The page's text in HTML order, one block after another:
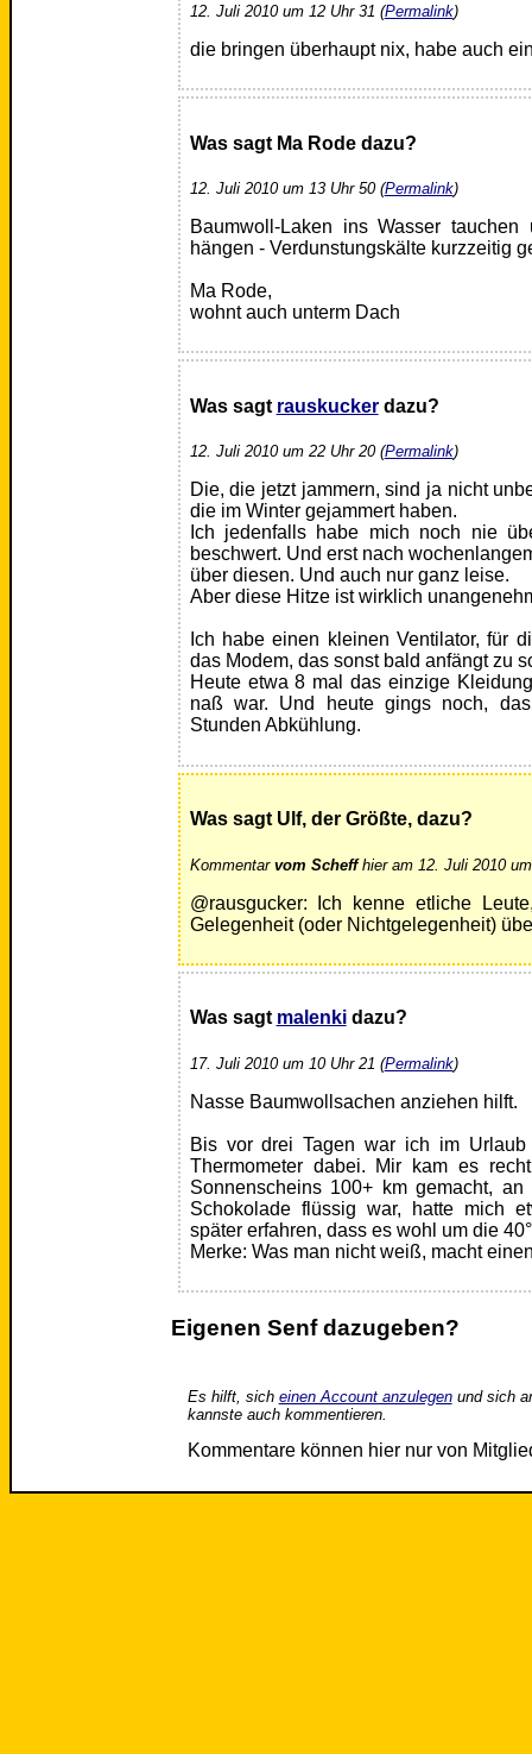
12. Juli 2010 um 12 Uhr 31 (Permalink)
die bringen überhaupt nix, habe auch
Was sagt Ma Rode dazu?
12. Juli 2010 um 13 Uhr 50 (Permalink)
Baumwoll-Laken ins Wasser
hängen - Verdunstungskälte kurzzeitig
Ma Rode,
wohnt auch unterm Dach
Was sagt rauskuckerdazu?
12. Juli 2010 um 22 Uhr 20 (Permalink)
Die, die jetzt jammern, sind ja nicht
die im Winter gejammert haben.
Ich jedenfalls habe mich noch nie
beschwert. Und erst nach
über diesen. Und auch nur ganz leise.
Aber diese Hitze ist wirklich
Ich habe einen kleinen Ventilator, für
das Modem, das sonst bald anfängt zu
Heute etwa 8 mal das einzige
naß war. Und heute gings noch,
Stunden Abkühlung.
Was sagt Ulf, der Größte, dazu?
Kommentar vom Scheffhier am 12. Juli 2010
@rausgucker: Ich kenne etliche
Gelegenheit (oder Nichtgelegenheit)
Was sagt malenkidazu?
17. Juli 2010 um 10 Uhr 21 (Permalink)
Nasse Baumwollsachen anziehen hilft.
Bis vor drei Tagen war ich im
Thermometer dabei. Mir kam es
Sonnenscheins 100+ km gemacht,
Schokolade flüssig war, hatte mich
später erfahren, dass es wohl um die
Merke: Was man nicht weiß, macht
Eigenen Senf dazugeben?
Es hilft, sich einen Account anzulegenund sich
kannste auch kommentieren.
Kommentare können hier nur von